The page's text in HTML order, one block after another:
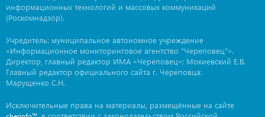
информационных технологий и массовых коммуникаций
(Роскомнадзор).
Учредитель: муниципальное автономное учреждение
«Информационное мониторинговое агентство "Череповец"».
Директор, главный редактор ИМА «Череповец»: Мокиевский Е.В.
Главный редактор официального сайта г. Череповца:
Марущенко С.Н.
Исключительные права на материалы, размещённые на сайте